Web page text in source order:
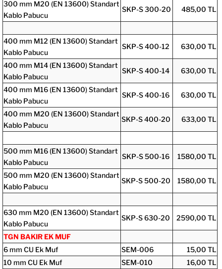
300 mm M20 (EN 13600) Standart
Kablo Pabucu
SKP-S 300-20 485,00 TL
400 mm M12 (EN 13600) Standart
Kablo Pabucu
SKP-S 400-12 630,00 TL
400 mm M14 (EN 13600) Standart
Kablo Pabucu
SKP-S 400-14 630,00 TL
400 mm M16 (EN 13600) Standart
Kablo Pabucu
SKP-S 400-16 630,00 TL
400 mm M20 (EN 13600) Standart
Kablo Pabucu
SKP-S 400-20 633,00 TL
500 mm M16 (EN 13600) Standart
Kablo Pabucu
SKP-S 500-16 1580,00 TL
500 mm M20 (EN 13600) Standart
Kablo Pabucu
SKP-S 500-20 1580,00 TL
630 mm M20 (EN 13600) Standart
Kablo Pabucu
SKP-S 630-20 2590,00 TL
TGN BAKIR EK MUF
6 mm CU Ek Muf
SEM-006
15,00 TL
10 mm CU Ek Muf
SEM-010
16,00 TL